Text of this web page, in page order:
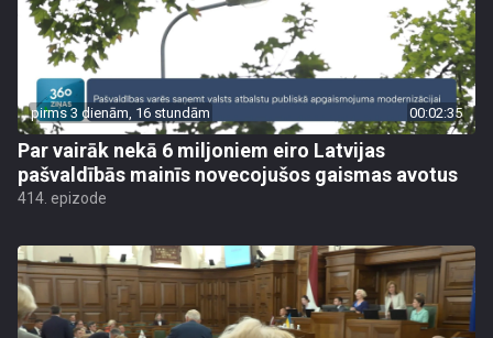
pirms 3 dienām, 16 stundām 00:02:35
Par vairāk nekā 6 miljoniem eiro Latvijas
pašvaldībās mainīs novecojušos gaismas avotus
414. epizode